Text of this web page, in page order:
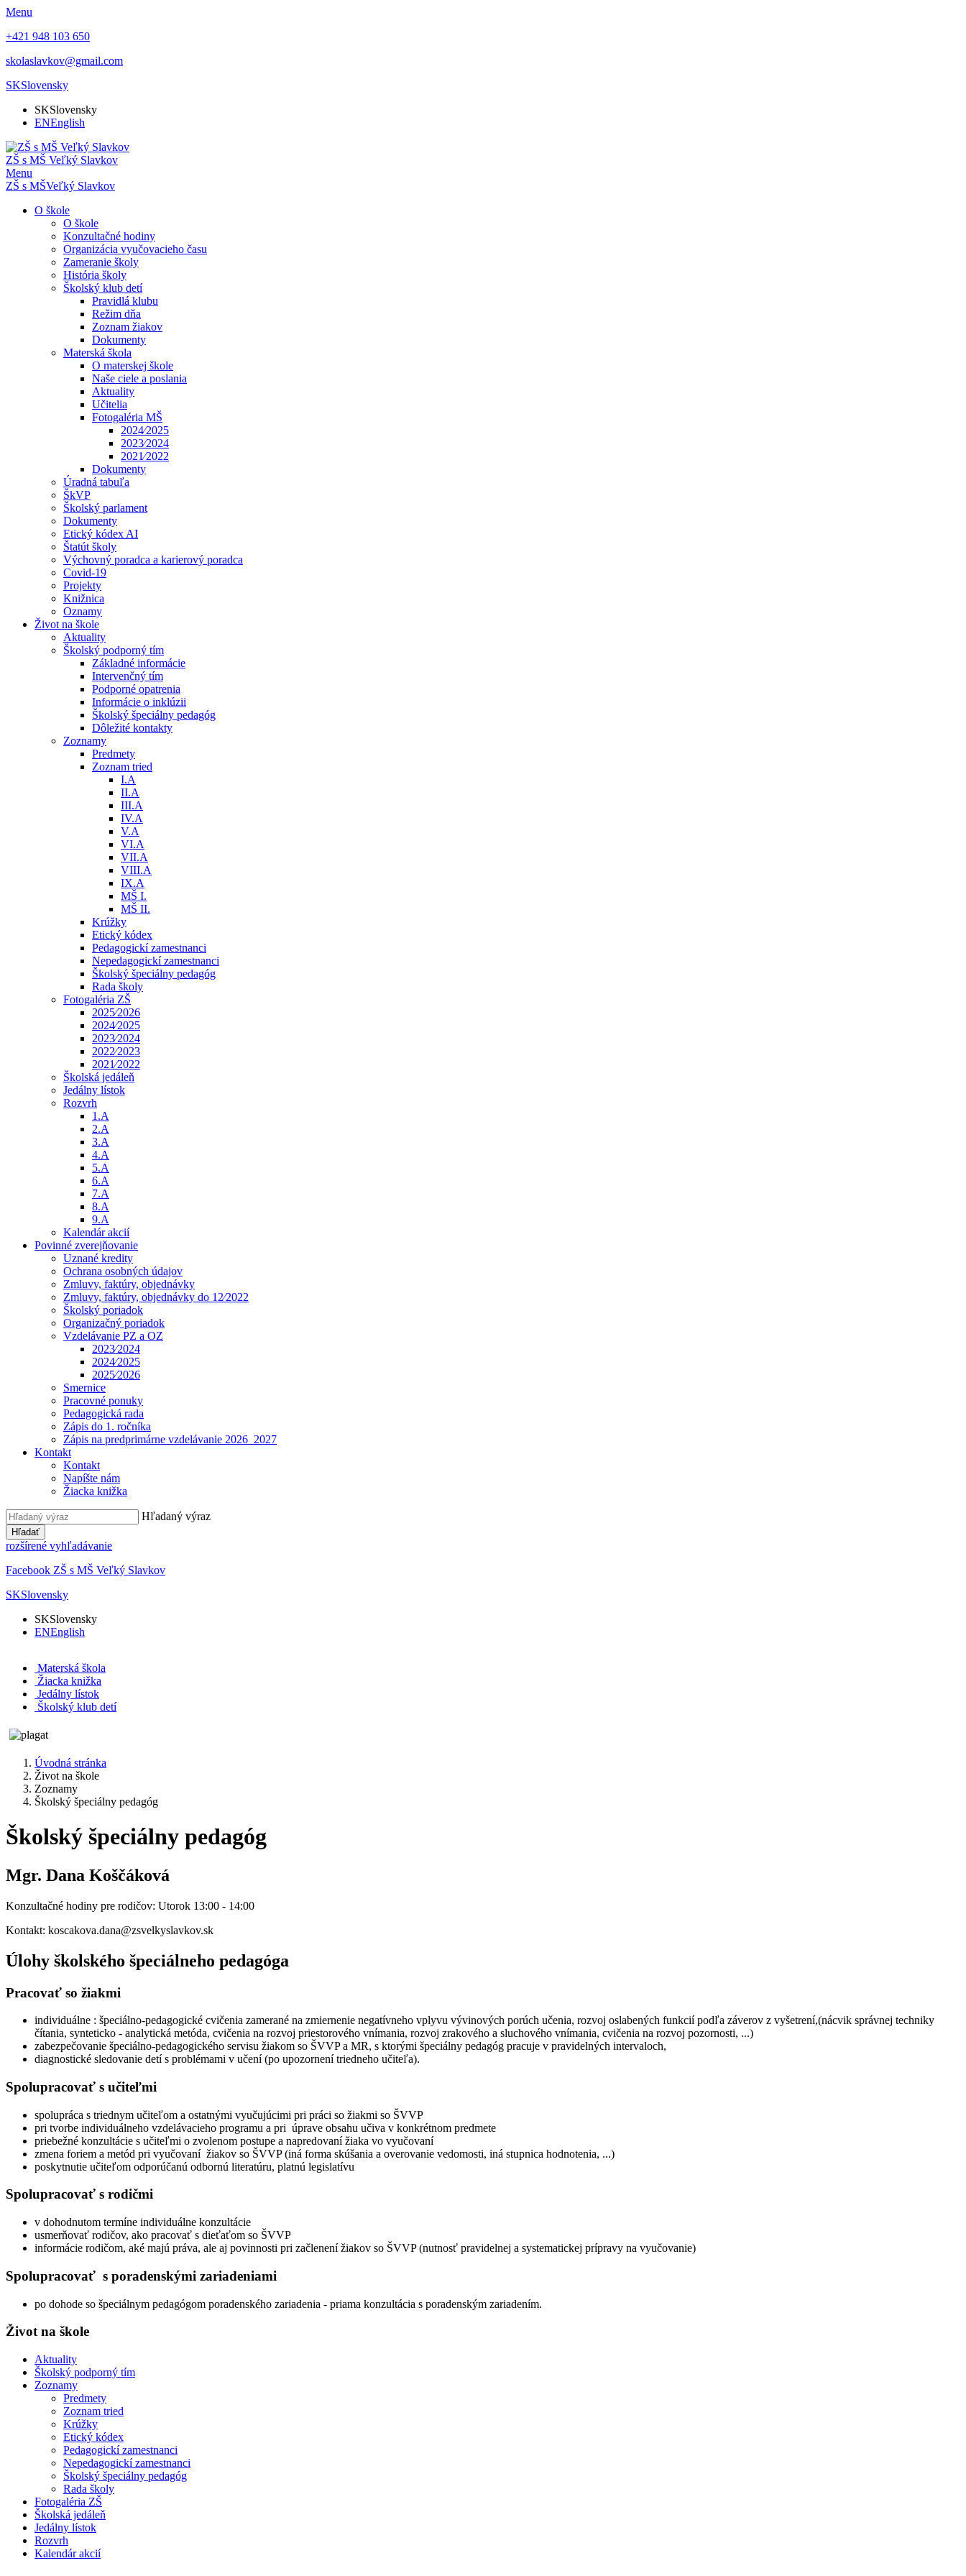
Menu
+421 948 103 650
skolaslavkov@gmail.com
SKSlovensky
SKSlovensky
ENEnglish
ZŠ s MŠ Veľký Slavkov
Menu
ZŠ s MŠVeľký Slavkov
O škole
O škole
Konzultačné hodiny
Organizácia vyučovacieho času
Zameranie školy
História školy
Školský klub detí
Pravidlá klubu
Režim dňa
Zoznam žiakov
Dokumenty
Materská škola
O materskej škole
Naše ciele a poslania
Aktuality
Učitelia
Fotogaléria MŠ
2024⁄2025
2023⁄2024
2021⁄2022
Dokumenty
Úradná tabuľa
ŠkVP
Školský parlament
Dokumenty
Etický kódex AI
Štatút školy
Výchovný poradca a karierový poradca
Covid-19
Projekty
Knižnica
Oznamy
Život na škole
Aktuality
Školský podporný tím
Základné informácie
Intervenčný tím
Podporné opatrenia
Informácie o inklúzii
Školský špeciálny pedagóg
Dôležité kontakty
Zoznamy
Predmety
Zoznam tried
I.A
II.A
III.A
IV.A
V.A
VI.A
VII.A
VIII.A
IX.A
MŠ I.
MŠ II.
Krúžky
Etický kódex
Pedagogickí zamestnanci
Nepedagogickí zamestnanci
Školský špeciálny pedagóg
Rada školy
Fotogaléria ZŠ
2025⁄2026
2024⁄2025
2023⁄2024
2022⁄2023
2021⁄2022
Školská jedáleň
Jedálny lístok
Rozvrh
1.A
2.A
3.A
4.A
5.A
6.A
7.A
8.A
9.A
Kalendár akcií
Povinné zverejňovanie
Uznané kredity
Ochrana osobných údajov
Zmluvy, faktúry, objednávky
Zmluvy, faktúry, objednávky do 12⁄2022
Školský poriadok
Organizačný poriadok
Vzdelávanie PZ a OZ
2023⁄2024
2024⁄2025
2025⁄2026
Smernice
Pracovné ponuky
Pedagogická rada
Zápis do 1. ročníka
Zápis na predprimárne vzdelávanie 2026_2027
Kontakt
Kontakt
Napíšte nám
Žiacka knižka
Hľadaný výraz
Hľadať
rozšírené vyhľadávanie
Facebook ZŠ s MŠ Veľký Slavkov
SKSlovensky
SKSlovensky
ENEnglish
Materská škola
Žiacka knižka
Jedálny lístok
Školský klub detí
Úvodná stránka
Život na škole
Zoznamy
Školský špeciálny pedagóg
Školský špeciálny pedagóg
Mgr. Dana Koščáková
Konzultačné hodiny pre rodičov: Utorok 13:00 - 14:00
Kontakt: koscakova.dana@zsvelkyslavkov.sk
Úlohy školského špeciálneho pedagóga
Pracovať so žiakmi
individuálne : špeciálno-pedagogické cvičenia zamerané na zmiernenie negatívneho vplyvu vývinových porúch učenia, rozvoj oslabených funkcií podľa záverov z vyšetrení,(nácvik správnej techniky
čítania, synteticko - analytická metóda, cvičenia na rozvoj priestorového vnímania, rozvoj zrakového a sluchového vnímania, cvičenia na rozvoj pozornosti, ...)
zabezpečovanie špeciálno-pedagogického servisu žiakom so ŠVVP a MR, s ktorými špeciálny pedagóg pracuje v pravidelných intervaloch,
diagnostické sledovanie detí s problémami v učení (po upozornení triedneho učiteľa).
Spolupracovať s učiteľmi
spolupráca s triednym učiteľom a ostatnými vyučujúcimi pri práci so žiakmi so ŠVVP
pri tvorbe individuálneho vzdelávacieho programu a pri úprave obsahu učiva v konkrétnom predmete
priebežné konzultácie s učiteľmi o zvolenom postupe a napredovaní žiaka vo vyučovaní
zmena foriem a metód pri vyučovaní žiakov so ŠVVP (iná forma skúšania a overovanie vedomosti, iná stupnica hodnotenia, ...)
poskytnutie učiteľom odporúčanú odbornú literatúru, platnú legislatívu
Spolupracovať s rodičmi
v dohodnutom termíne individuálne konzultácie
usmerňovať rodičov, ako pracovať s dieťaťom so ŠVVP
informácie rodičom, aké majú práva, ale aj povinnosti pri začlenení žiakov so ŠVVP (nutnosť pravidelnej a systematickej prípravy na vyučovanie)
Spolupracovať s poradenskými zariadeniami
po dohode so špeciálnym pedagógom poradenského zariadenia - priama konzultácia s poradenským zariadením.
Život na škole
Aktuality
Školský podporný tím
Zoznamy
Predmety
Zoznam tried
Krúžky
Etický kódex
Pedagogickí zamestnanci
Nepedagogickí zamestnanci
Školský špeciálny pedagóg
Rada školy
Fotogaléria ZŠ
Školská jedáleň
Jedálny lístok
Rozvrh
Kalendár akcií